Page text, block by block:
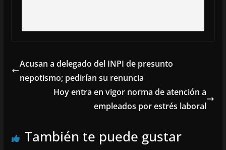
Acusan a delegado del INPI de presunto
nepotismo; pedirían su renuncia
Hoy entra en vigor norma de atención a
empleados por estrés laboral
También te puede gustar